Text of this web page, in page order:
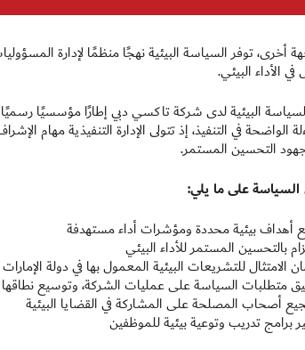
أخرى، توفر السياسة البيئية نهجًا منظمًا لإدارة
الأداء البيئي.
البيئية لدى شركة تاكسي دبي إطارًا مؤسسيًا رسميًا
الواضحة في التنفيذ، إذ تتولى الإدارة التنفيذية مهام
التحسين المستمر.
على ما يلي:
أهداف بيئية محددة ومؤشرات أداء مستهدفة
بالتحسين المستمر للأداء البيئي
الامتثال للتشريعات البيئية المعمول بها في دولة
متطلبات السياسة على عمليات الشركة، وتوسيع
أصحاب المصلحة على المشاركة في القضايا البيئية
برامج تدريب وتوعية بيئية للموظفين